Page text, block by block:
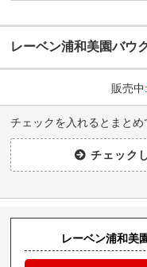
レーベン浦和美園バ
販売中:
チェックを入れるとまとめ
レーベン浦和美